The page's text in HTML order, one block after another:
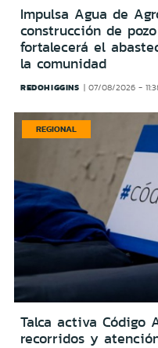
Impulsa Agua de
construcción de
fortalecerá el
la comunidad
REDOHIGGINS 07/08/2026 -
REGIONAL
Talca activa Código
recorridos y